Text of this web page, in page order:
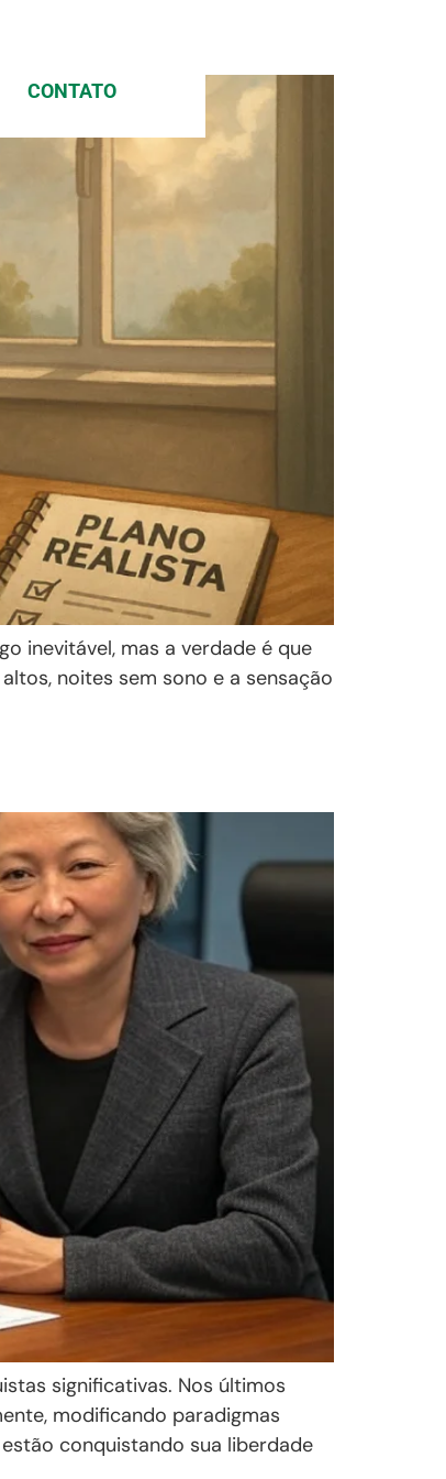
CONTATO
inevitável, mas a verdade é que
noites sem sono e a sensação
significativas. Nos últimos
modificando paradigmas
conquistando sua liberdade